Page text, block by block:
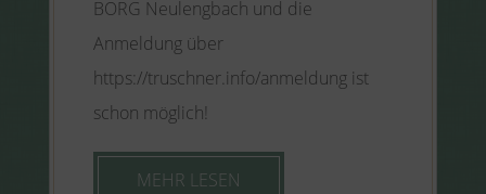
BORG Neulengbach und die
Anmeldung über
https://truschner.info/anmeldung ist
schon möglich!
MEHR LESEN